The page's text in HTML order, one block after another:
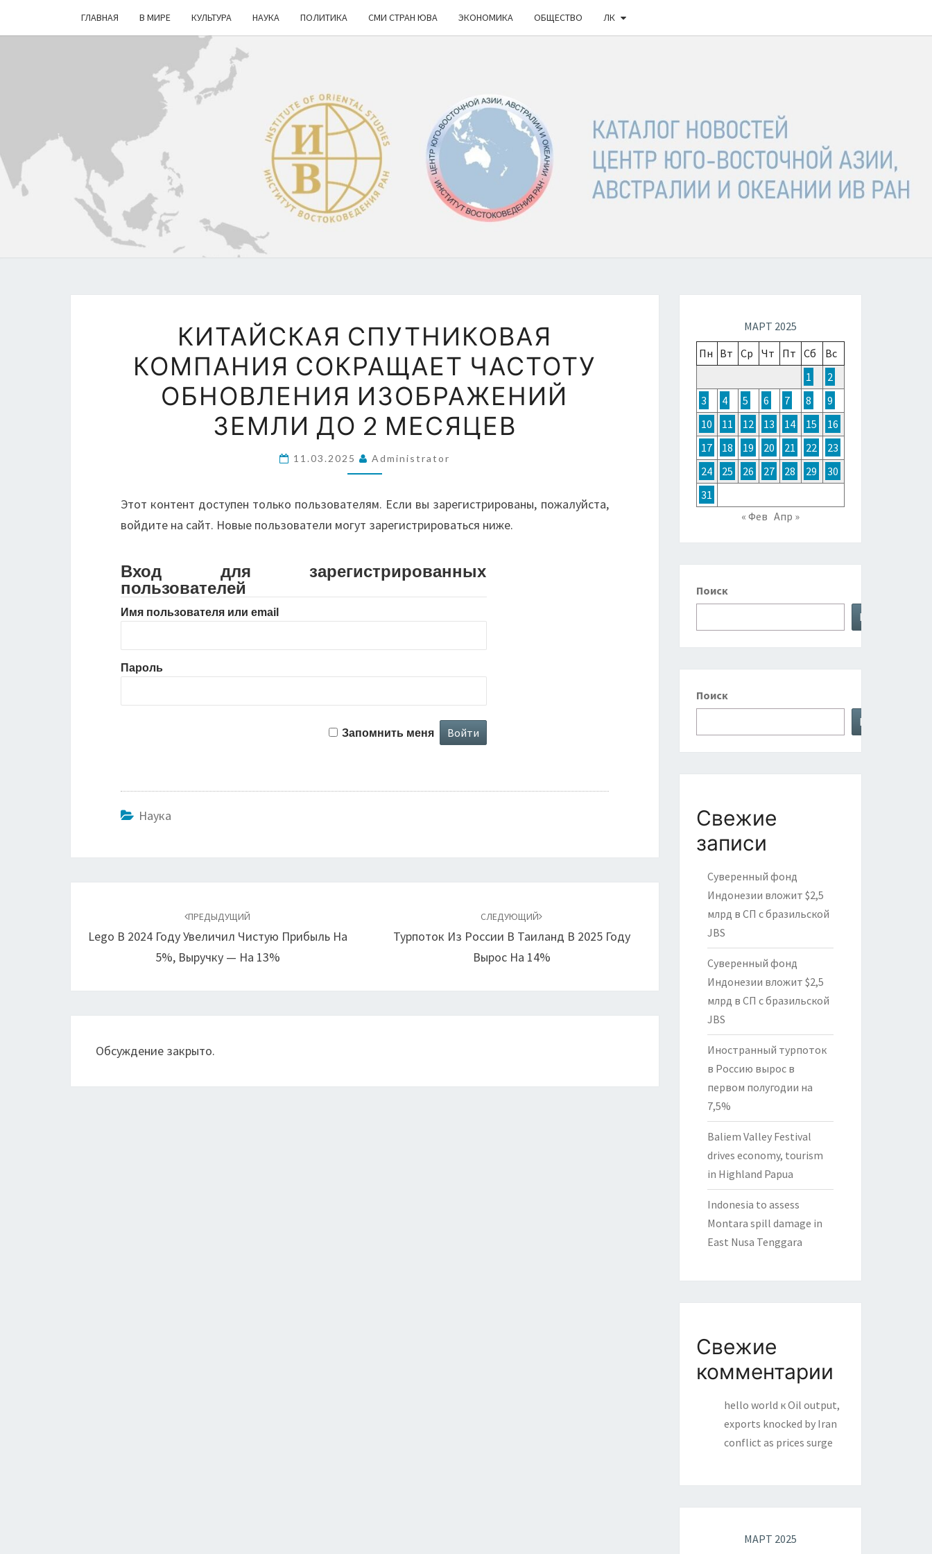
ГЛАВНАЯ В МИРЕ КУЛЬТУРА НАУКА ПОЛИТИКА СМИ СТРАН ЮВА ЭКОНОМИКА ОБЩЕСТВО ЛК
КАТАЛОГ
НОВОСТЕЙ
ВОСТОЧНОЙ
АЗИИ,
АВСТРАЛИИ
И ОКЕАНИИ
ИВ
РАН
СПУТНИКОВАЯ
КОМПАНИЯ
СОКРАЩАЕТ
ЧАСТОТУ
ОБНОВЛЕНИЯ
ЗЕМЛИ
2
МЕСЯЦЕВ
КИТАЙСКАЯ СПУТНИКОВАЯ
КОМПАНИЯ СОКРАЩАЕТ ЧАСТОТУ
ОБНОВЛЕНИЯ ИЗОБРАЖЕНИЙ
ЗЕМЛИ ДО 2 МЕСЯЦЕВ
11.03.2025 Administrator
Этот контент доступен только пользователям. Если вы зарегистрированы, пожалуйста,
войдите на сайт. Новые пользователи могут зарегистрироваться ниже.
Вход для зарегистрированных
пользователей
Имя пользователя или email
Пароль
Запомнить меня
Наука
записям
ПРЕДЫДУЩИЙ
Lego В 2024 Году Увеличил Чистую Прибыль На
5%, Выручку — На 13%
СЛЕДУЮЩИЙ
Турпоток Из России В Таиланд В 2025 Году
Вырос На 14%
Обсуждение закрыто.
МАРТ 2025
Пн Вт Ср Чт Пт Сб
Вс
1
2
3
4 5 6 7 8
9
10
11 12 13 14 15
16
17
18 19 20 21 22
23
24
25 26 27 28 29
30
31
« Фев Апр »
Поиск
Поиск
Поиск
Поиск
Свежие
записи
Суверенный фонд
Индонезии вложит $2,5
млрд в СП с бразильской
JBS
Суверенный фонд
Индонезии вложит $2,5
млрд в СП с бразильской
JBS
Иностранный турпоток
в Россию вырос в
первом полугодии на
7,5%
Baliem Valley Festival
drives economy, tourism
in Highland Papua
Indonesia to assess
Montara spill damage in
East Nusa Tenggara
Свежие
комментарии
hello world кOil output,
exports knocked by Iran
conflict as prices surge
МАРТ 2025